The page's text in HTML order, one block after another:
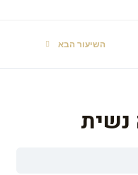
השיעור הבא
נשית